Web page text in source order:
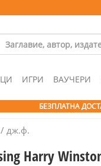
ИГРИ ВАУЧЕРИ
БЕЗПЛАТНА
дж.ф.
Harry